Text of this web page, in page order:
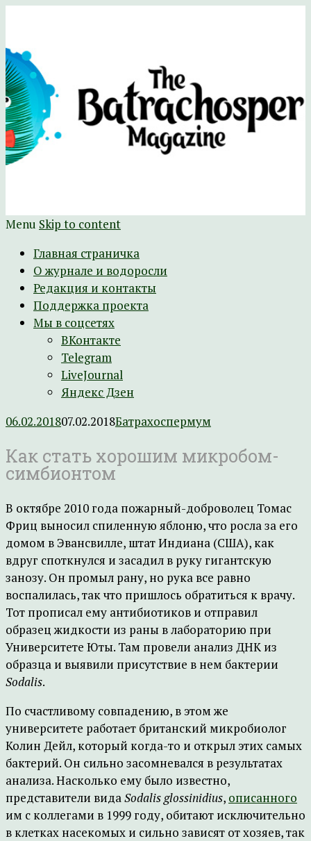
The Batrachospermum Magazine
Батрахоспермум (официальный сайт)
Menu Skip to content
Главная страничка
О журнале и водоросли
Редакция и контакты
Поддержка проекта
Мы в соцсетях
ВКонтакте
Telegram
LiveJournal
Яндекс Дзен
06.02.201807.02.2018Батрахоспермум
Как стать хорошим микробом-
симбионтом
В октябре 2010 года пожарный-доброволец Томас
Фриц выносил спиленную яблоню, что росла за его
домом в Эвансвилле, штат Индиана (США), как
вдруг споткнулся и засадил в руку гигантскую
занозу. Он промыл рану, но рука все равно
воспалилась, так что пришлось обратиться к врачу.
Тот прописал ему антибиотиков и отправил
образец жидкости из раны в лабораторию при
Университете Юты. Там провели анализ ДНК из
образца и выявили присутствие в нем бактерии
Sodalis.
По счастливому совпадению, в этом же
университете работает британский микробиолог
Колин Дейл, который когда-то и открыл этих самых
бактерий. Он сильно засомневался в результатах
анализа. Насколько ему было известно,
представители видаSodalis glossinidius, описанного
им с коллегами в 1999 году, обитают исключительно
в клетках насекомых и сильно зависят от хозяев, так